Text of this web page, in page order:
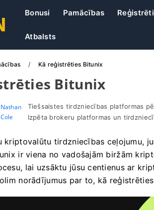
Bonusi Pamācības
Atbalsts
Kā reģistrēties Bitunix
Bitunix
Nathan
Cole
Tiešsaistes tirdzniecības platformas
Izpēta brokeru platformas un
kriptovalūtu tirdzniecības ceļojumu,
ir viena no vadošajām biržām
lai uzsāktu jūsu centienus ar
norādījumus par to, kā